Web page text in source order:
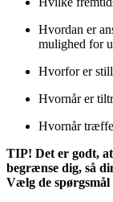
Hvordan er
mulighed for
Hvorfor er
Hvornår er
Hvornår
TIP! Det er godt,
begrænse dig, så
Vælg de